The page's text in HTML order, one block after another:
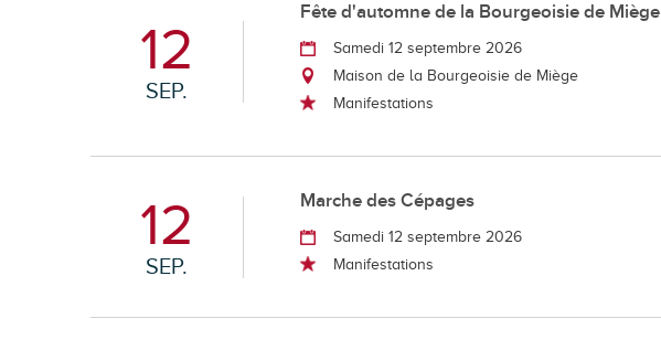
12
SEP.
Fête d'automne de la Bourgeoisie de Miège
Samedi 12 septembre 2026
Maison de la Bourgeoisie de Miège
Manifestations
12
SEP.
Marche des Cépages
Samedi 12 septembre 2026
Manifestations